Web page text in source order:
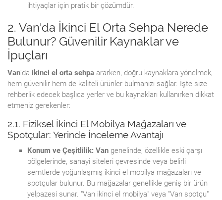
ihtiyaçlar için pratik bir çözümdür.
2. Van'da İkinci El Orta Sehpa Nerede
Bulunur? Güvenilir Kaynaklar ve
İpuçları
Van'da ikinci el orta sehpa ararken, doğru kaynaklara yönelmek,
hem güvenilir hem de kaliteli ürünler bulmanızı sağlar. İşte size
rehberlik edecek başlıca yerler ve bu kaynakları kullanırken dikkat
etmeniz gerekenler:
2.1. Fiziksel İkinci El Mobilya Mağazaları ve
Spotçular: Yerinde İnceleme Avantajı
Konum ve Çeşitlilik: Van genelinde, özellikle eski çarşı
bölgelerinde, sanayi siteleri çevresinde veya belirli
semtlerde yoğunlaşmış ikinci el mobilya mağazaları ve
spotçular bulunur. Bu mağazalar genellikle geniş bir ürün
yelpazesi sunar. "Van ikinci el mobilya" veya "Van spotçu"